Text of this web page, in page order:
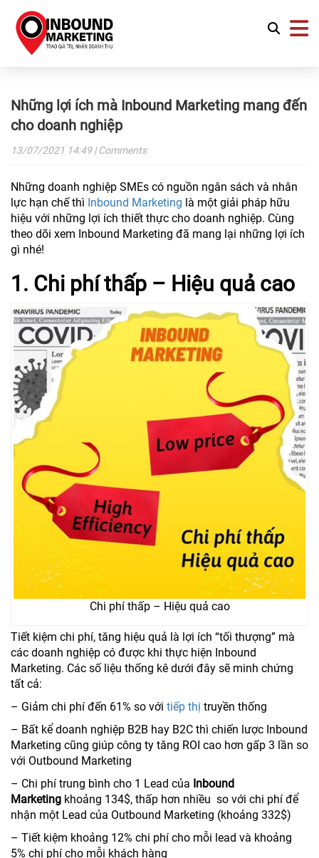
Những lợi ích mà Inbound Marketing mang đến
cho doanh nghiệp
13/07/2021 14:49| Comments
Những doanh nghiệp SMEs có nguồn ngân sách và nhân
lực hạn chế thì Inbound Marketing là một giải pháp hữu
hiệu với những lợi ích thiết thực cho doanh nghiệp. Cùng
theo dõi xem Inbound Marketing đã mang lại những lợi ích
gì nhé!
1. Chi phí thấp – Hiệu quả cao
Chi phí thấp – Hiệu quả cao
Tiết kiệm chi phí, tăng hiệu quả là lợi ích “tối thượng” mà
các doanh nghiệp có được khi thực hiện Inbound
Marketing. Các số liệu thống kê dưới đây sẽ minh chứng
tất cả:
– Giảm chi phí đến 61% so với tiếp thị truyền thống
– Bất kể doanh nghiệp B2B hay B2C thì chiến lược Inbound
Marketing cũng giúp công ty tăng ROI cao hơn gấp 3 lần so
với Outbound Marketing
– Chi phí trung bình cho 1 Lead của Inbound
Marketing khoảng 134$, thấp hơn nhiều so với chi phí để
nhận một Lead của Outbound Marketing (khoảng 332$)
– Tiết kiệm khoảng 12% chi phí cho mỗi lead và khoảng
5% chi phí cho mỗi khách hàng